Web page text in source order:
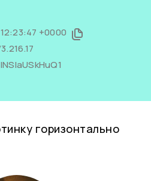
+0000
lNSIaUSkHuQ1
горизонтально